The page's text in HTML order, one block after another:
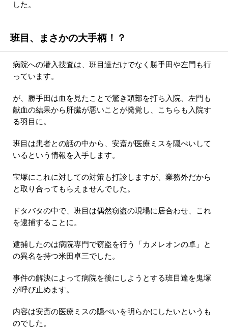
した。
班目、まさかの大手柄！？
病院への潜入捜査は、班目達だけでなく勝手田や左門も行
っています。
が、勝手田は血を見たことで驚き頭部を打ち入院、左門も
献血の結果から肝臓が悪いことが発覚し、こちらも入院す
る羽目に。
班目は患者との話の中から、安斎が医療ミスを隠ぺいして
いるという情報を入手します。
宝塚にこれに対しての対策も打診しますが、業務外だから
と取り合ってもらえませんでした。
ドタバタの中で、班目は偶然窃盗の現場に居合わせ、これ
を逮捕することに。
逮捕したのは病院専門で窃盗を行う「カメレオンの卓」と
の異名を持つ米田卓三でした。
事件の解決によって病院を後にしようとする班目達を鬼塚
が呼び止めます。
内容は安斎の医療ミスの隠ぺいを明らかにしたいというも
のでした。